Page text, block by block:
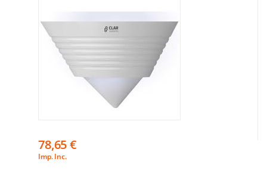
78,65€
Imp. Inc.